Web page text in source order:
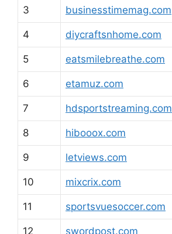
3 businesstimemag.com
4 diycraftsnhome.com
5 eatsmilebreathe.com
6 etamuz.com
7 hdsportstreaming.com
8 hibooox.com
9 letviews.com
10 mixcrix.com
11 sportsvuesoccer.com
12 swordpost.com